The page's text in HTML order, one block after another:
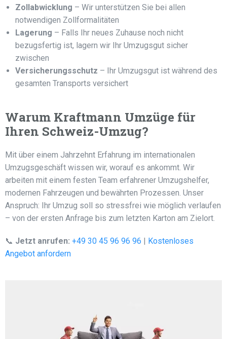
Zollabwicklung – Wir unterstützen Sie bei allen
notwendigen Zollformalitäten
Lagerung – Falls Ihr neues Zuhause noch nicht
bezugsfertig ist, lagern wir Ihr Umzugsgut sicher
zwischen
Versicherungsschutz – Ihr Umzugsgut ist während des
gesamten Transports versichert
Warum Kraftmann Umzüge für
Ihren Schweiz-Umzug?
Mit über einem Jahrzehnt Erfahrung im internationalen
Umzugsgeschäft wissen wir, worauf es ankommt. Wir
arbeiten mit einem festen Team erfahrener Umzugshelfer,
modernen Fahrzeugen und bewährten Prozessen. Unser
Anspruch: Ihr Umzug soll so stressfrei wie möglich verlaufen
– von der ersten Anfrage bis zum letzten Karton am Zielort.
📞 Jetzt anrufen: +49 30 45 96 96 96 | Kostenloses
Angebot anfordern